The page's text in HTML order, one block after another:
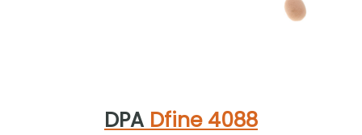
DPA Dfine 4088